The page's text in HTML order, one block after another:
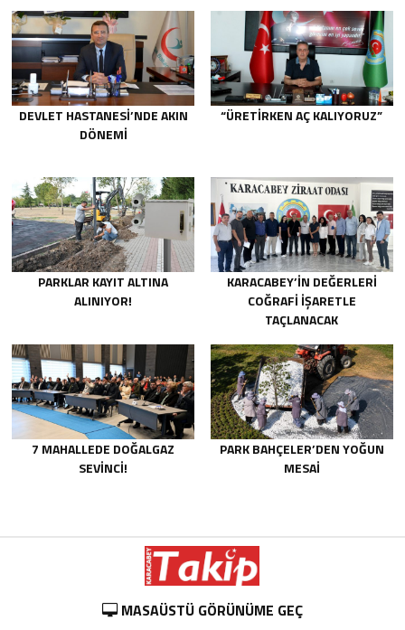
DEVLET HASTANESİ’NDE AKIN
DÖNEMİ
“ÜRETİRKEN AÇ KALIYORUZ”
PARKLAR KAYIT ALTINA
ALINIYOR!
KARACABEY’İN DEĞERLERİ
COĞRAFİ İŞARETLE
TAÇLANACAK
7 MAHALLEDE DOĞALGAZ
SEVİNCİ!
PARK BAHÇELER’DEN YOĞUN
MESAİ
MASAÜSTÜ GÖRÜNÜME GEÇ